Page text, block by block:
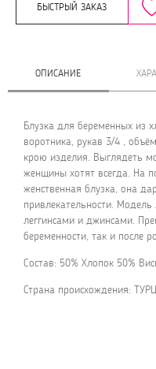
БЫСТРЫЙ ЗАКАЗ
ОПИСАНИЕ
Блузка для беременных из
воротника, рукав 3/4 ,
крою изделия. Выглядеть
женщины хотят всегда. На
женственная блузка, она
привлекательности.
леггинсами и джинсами.
беременности, так и после
Состав: 50% Хлопок 50%
Страна происхождения: